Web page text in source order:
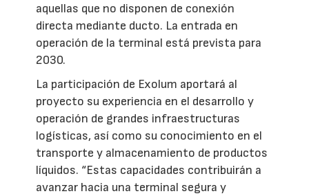
aquellas que no disponen de conexión
directa mediante ducto. La entrada en
operación de la terminal está prevista para
2030.
La participación de Exolum aportará al
proyecto su experiencia en el desarrollo y
operación de grandes infraestructuras
logísticas, así como su conocimiento en el
transporte y almacenamiento de productos
líquidos. “Estas capacidades contribuirán a
avanzar hacia una terminal segura y